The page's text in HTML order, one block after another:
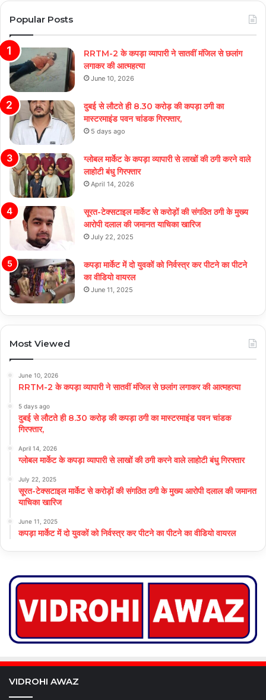
Popular Posts
RRTM-2 के कपड़ा व्यापारी ने सातवीं मंजिल से छलांग
लगाकर की आत्महत्या
June 10, 2026
दुबई से लौटते ही 8.30 करोड़ की कपड़ा ठगी का
मास्टरमाइंड पवन चांडक गिरफ्तार,
5 days ago
ग्लोबल मार्केट के कपड़ा व्यापारी से लाखों की ठगी करने वाले
लाहोटी बंधु गिरफ्तार
April 14, 2026
सूरत-टेक्सटाइल मार्केट से करोड़ों की संगठित ठगी के मुख्य
आरोपी दलाल की जमानत याचिका खारिज
July 22, 2025
कपड़ा मार्केट में दो युवकों को निर्वस्त्र कर पीटने का पीटने
का वीडियो वायरल
June 11, 2025
Most Viewed
June 10, 2026
RRTM-2 के कपड़ा व्यापारी ने सातवीं मंजिल से छलांग लगाकर की आत्महत्या
5 days ago
दुबई से लौटते ही 8.30 करोड़ की कपड़ा ठगी का मास्टरमाइंड पवन चांडक
गिरफ्तार,
April 14, 2026
ग्लोबल मार्केट के कपड़ा व्यापारी से लाखों की ठगी करने वाले लाहोटी बंधु गिरफ्तार
July 22, 2025
सूरत-टेक्सटाइल मार्केट से करोड़ों की संगठित ठगी के मुख्य आरोपी दलाल की जमानत
याचिका खारिज
June 11, 2025
कपड़ा मार्केट में दो युवकों को निर्वस्त्र कर पीटने का पीटने का वीडियो वायरल
VIDROHI AWAZ